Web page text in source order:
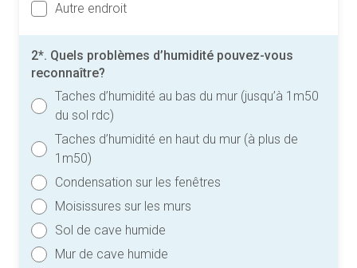
Autre endroit
2*. Quels problèmes d’humidité pouvez-vous
reconnaître?
Taches d’humidité au bas du mur (jusqu’à 1m50
du sol rdc)
Taches d’humidité en haut du mur (à plus de
1m50)
Condensation sur les fenêtres
Moisissures sur les murs
Sol de cave humide
Mur de cave humide